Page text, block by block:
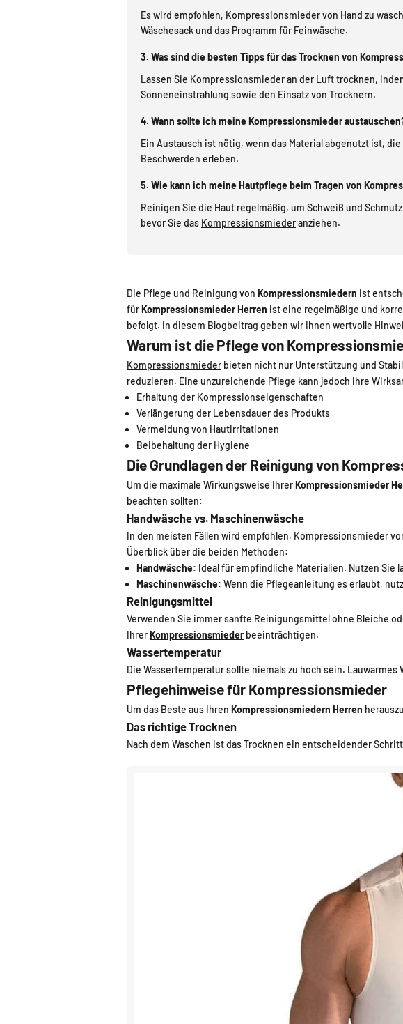
Es wird empfohlen, Kompressionsmiedervon Hand zu
Wäschesack und das Programm für Feinwäsche.
3. Was sind die besten Tipps für das Trocknen von
Lassen Sie Kompressionsmieder an der Luft trocknen,
Sonneneinstrahlung sowie den Einsatz von Trocknern.
4. Wann sollte ich meine Kompressionsmieder
Ein Austausch ist nötig, wenn das Material abgenutzt ist,
Beschwerden erleben.
5. Wie kann ich meine Hautpflege beim Tragen von
Reinigen Sie die Haut regelmäßig, um Schweiß und
bevor Sie das Kompressionsmiederanziehen.
Die Pflege und Reinigung von Kompressionsmiedern ist
fürKompressionsmieder Herren ist eine regelmäßige und
befolgt. In diesem Blogbeitrag geben wir Ihnen wertvolle
Warum ist die Pflege von
Kompressionsmieder bieten nicht nur Unterstützung und
reduzieren. Eine unzureichende Pflege kann jedoch ihre
Erhaltung der Kompressionseigenschaften
Verlängerung der Lebensdauer des Produkts
Vermeidung von Hautirritationen
Beibehaltung der Hygiene
Die Grundlagen der Reinigung von
Um die maximale Wirkungsweise IhrerKompressionsmieder
beachten sollten:
Handwäsche vs. Maschinenwäsche
In den meisten Fällen wird empfohlen, Kompressionsmieder
Überblick über die beiden Methoden:
Handwäsche: Ideal für empfindliche Materialien. Nutzen Sie
Maschinenwäsche: Wenn die Pflegeanleitung es erlaubt,
Reinigungsmittel
Verwenden Sie immer sanfte Reinigungsmittel ohne Bleiche
IhrerKompressionsmiederbeeinträchtigen.
Wassertemperatur
Die Wassertemperatur sollte niemals zu hoch sein.
Pflegehinweise für Kompressionsmieder
Um das Beste aus Ihren Kompressionsmiedern Herren
Das richtige Trocknen
Nach dem Waschen ist das Trocknen ein entscheidender